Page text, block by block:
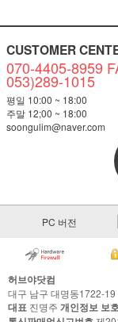
CUSTOMER
070-4405-8959
053)289-1015
평일 10:00 ~ 18:00
주말 12;00 ~ 18:00
soongulim@naver.com
PC 버전
허브야닷컴
대구 남구 대명동1722-
대표 진명주 개인정보 보